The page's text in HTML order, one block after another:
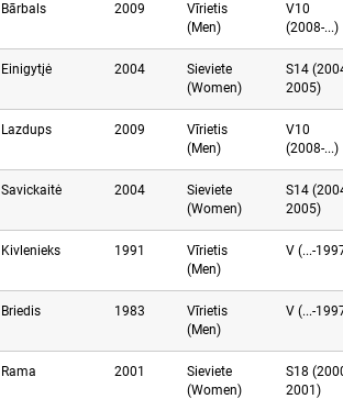
Bārbals 2009
Vīrietis
(Men)
V10
(2008-...)
Einigytįė 2004
Sieviete
(Women)
S14
2005)
Lazdups 2009
Vīrietis
(Men)
V10
(2008-...)
Savickaitė 2004
Sieviete
(Women)
S14
2005)
Kivlenieks 1991
Vīrietis
(Men)
V (...-
Briedis 1983
Vīrietis
(Men)
V (...-
Rama 2001
Sieviete
(Women)
S18
2001)